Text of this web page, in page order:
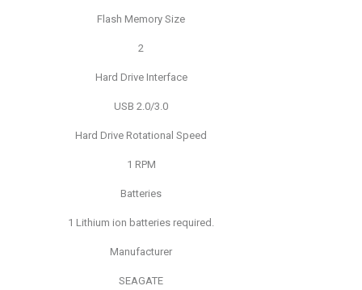
Flash Memory Size
2
Hard Drive Interface
USB 2.0/3.0
Hard Drive Rotational Speed
1 RPM
Batteries
1 Lithium ion batteries required.
Manufacturer
SEAGATE